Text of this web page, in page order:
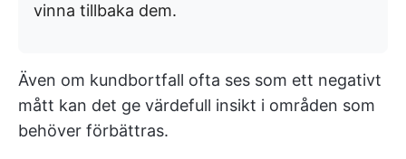
vinna tillbaka dem.
Även om kundbortfall ofta ses som ett negativt
mått kan det ge värdefull insikt i områden som
behöver förbättras.